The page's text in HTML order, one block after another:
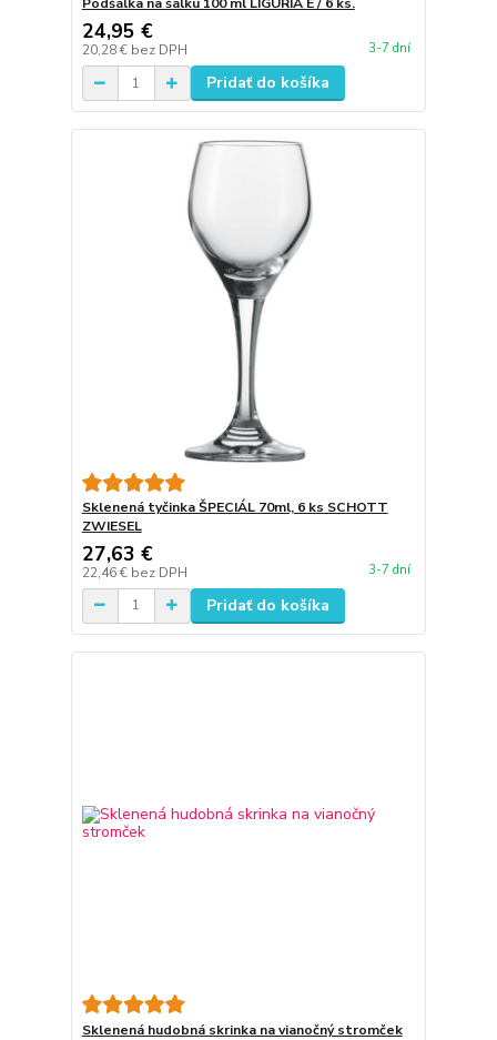
Podšálka na šálku 100 ml LIGURIA E / 6 ks.
24,95 €
20,28 € bez DPH 3-7 dní
Pridať do košíka
Sklenená tyčinka ŠPECIÁL 70ml, 6 ks SCHOTT
ZWIESEL
27,63 €
22,46 € bez DPH 3-7 dní
Pridať do košíka
Sklenená hudobná skrinka na vianočný stromček